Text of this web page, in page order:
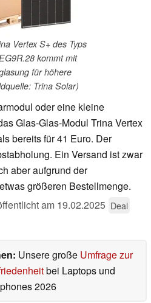
Vertex S+ des Typs
kommt mit
für höhere
Trina Solar)
oder eine kleine
Glas-Glas-Modul Trina Vertex
bereits für 41 Euro. Der
Ein Versand ist zwar
aber aufgrund der
größeren Bestellmenge.
am 19.02.2025 Deal
Unsere große Umfrage zur
bei Laptops und
2026